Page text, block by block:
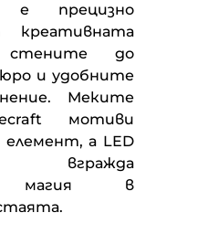
е прецизно
стените до
и удобните
Меките
мотиви
елемент, а LED
вгражда
магия в